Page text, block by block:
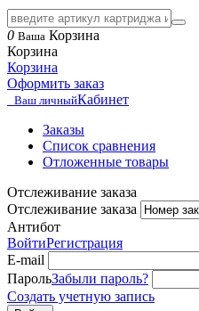
0 Ваша Корзина
Корзина
Корзина
Оформить заказ
Ваш личныйКабинет
Заказы
Список сравнения
Отложенные товары
Отслеживание заказа
Отслеживание заказа
Антибот
ВойтиРегистрация
E-mail
ПарольЗабыли пароль?
Создать учетную запись